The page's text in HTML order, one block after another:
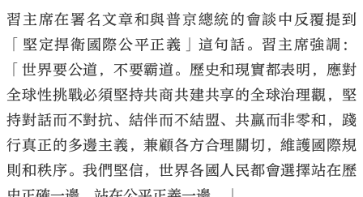
習主席在署名文章和與普京總統的會談中反覆提到
「堅定捍衛國際公平正義」這句話。習主席強調：
「世界要公道，不要霸道。歷史和現實都表明，應對
全球性挑戰必須堅持共商共建共享的全球治理觀，堅
持對話而不對抗、結伴而不結盟、共贏而非零和，踐
行真正的多邊主義，兼顧各方合理關切，維護國際規
則和秩序。我們堅信，世界各國人民都會選擇站在歷